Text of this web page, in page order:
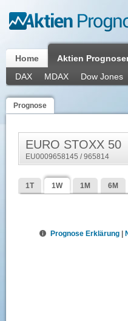
Home
Aktien
DAX
MDAX Dow Jones
Prognose
EURO STOXX 50
EU0009658145 / 965814
1T 1W 1M 6M
Prognose Erklärung